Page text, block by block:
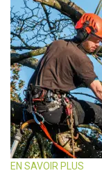
EN SAVOIR PLUS